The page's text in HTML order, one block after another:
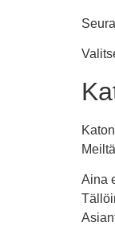
Aina